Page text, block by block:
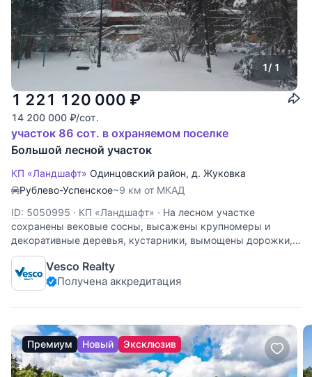
1/ 1
1 221 120 000 ₽
14 200 000 ₽/сот.
участок 86 сот. в охраняемом поселке
Большой лесной участок
КП «Ландшафт» Одинцовский район, д. Жуковка
Рублево-Успенское~9 км от МКАД
ID: 5050995 · КП «Ландшафт» · На лесном участке
сохранены вековые сосны, высажены крупномеры и
декоративные деревья, кустарники, вымощены дорожки,
установлено освещение. Так же на участке имеется
деревянный дом 1500кв.м под реконструкцию или под
снос. Участник AREA -
Vesco Realty
Получена аккредитация
Премиум Новый Эксклюзив